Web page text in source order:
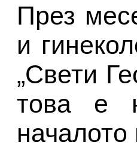
През
и
„Свети
това е
началото